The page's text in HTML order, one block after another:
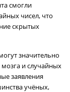
смогли
чисел, что
скрытых
значительно
и случайных
заявления
учёных,